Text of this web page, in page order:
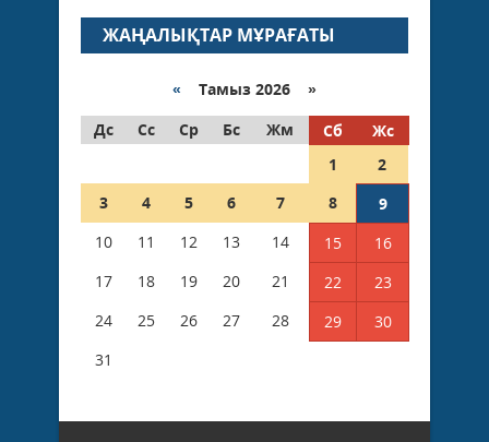
ЖАҢАЛЫҚТАР МҰРАҒАТЫ
« Тамыз 2026 »
Дс
Сс Ср Бс Жм Сб
Жс
1
2
3
4 5 6 7 8
9
10
11 12 13 14 15
16
17
18 19 20 21 22
23
24
25 26 27 28 29
30
31